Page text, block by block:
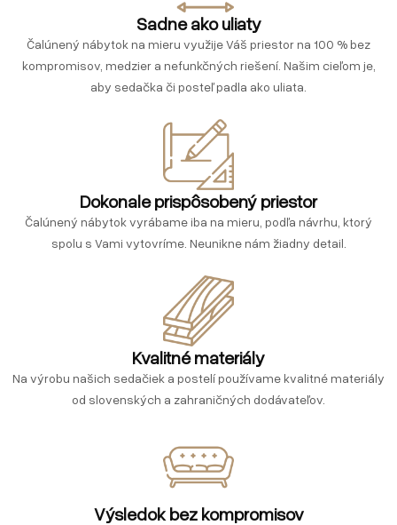
Sadne ako uliaty
Čalúnený nábytok na mieru využije Váš priestor na 100 % bez
kompromisov, medzier a nefunkčných riešení. Našim cieľom je,
aby sedačka či posteľ padla ako uliata.
Dokonale prispôsobený priestor
Čalúnený nábytok vyrábame iba na mieru, podľa návrhu, ktorý
spolu s Vami vytovríme. Neunikne nám žiadny detail.
Kvalitné materiály
Na výrobu našich sedačiek a postelí používame kvalitné materiály
od slovenských a zahraničných dodávateľov.
Výsledok bez kompromisov